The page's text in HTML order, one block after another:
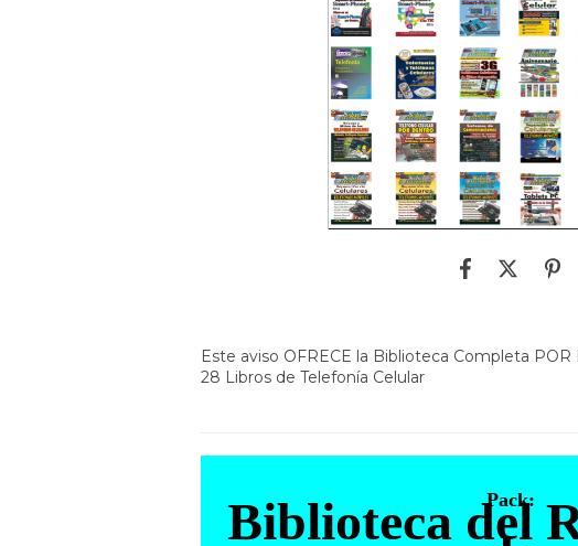
Este aviso OFRECE la Biblioteca Completa POR
28 Libros de Telefonía Celular
Pack:
Biblioteca del